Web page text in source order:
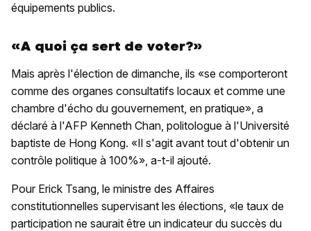
équipements publics.
«A quoi ça sert de voter?»
Mais après l'élection de dimanche, ils «se comporteront
comme des organes consultatifs locaux et comme une
chambre d'écho du gouvernement, en pratique», a
déclaré à l'AFP Kenneth Chan, politologue à l'Université
baptiste de Hong Kong. «Il s'agit avant tout d'obtenir un
contrôle politique à 100%», a-t-il ajouté.
Pour Erick Tsang, le ministre des Affaires
constitutionnelles supervisant les élections, «le taux de
participation ne saurait être un indicateur du succès du